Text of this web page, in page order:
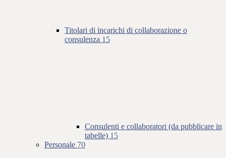
Titolari di incarichi di collaborazione o
consulenza 15
Consulenti e collaboratori (da pubblicare in
tabelle) 15
Personale 70